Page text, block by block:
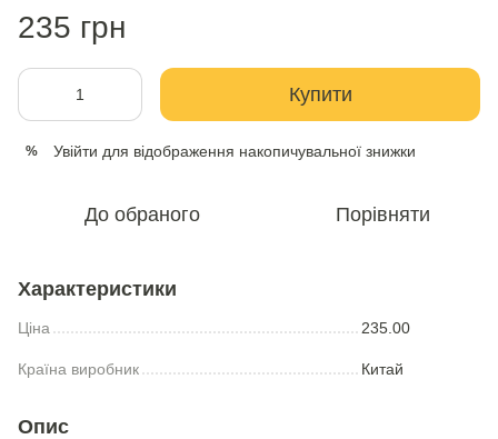
235 грн
Купити
% Увійти для відображення накопичувальної знижки
До обраного Порівняти
Характеристики
Ціна 235.00
Країна виробник Китай
Опис